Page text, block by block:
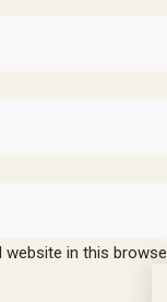
website in this